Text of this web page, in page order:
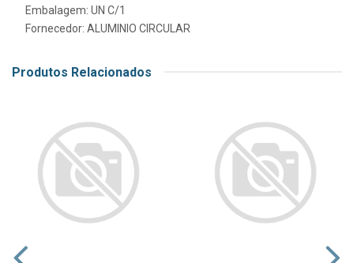
Embalagem: UN C/1
Fornecedor: ALUMINIO CIRCULAR
Produtos Relacionados